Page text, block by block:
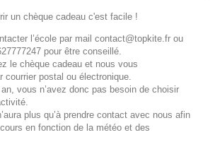
un chèque cadeau c'est facile !
l’école par mail contact@topkite.fr ou
pour être conseillé.
le chèque cadeau et nous vous
courrier postal ou électronique.
vous n’avez donc pas besoin de choisir
plus qu’à prendre contact avec nous afin
en fonction de la météo et des